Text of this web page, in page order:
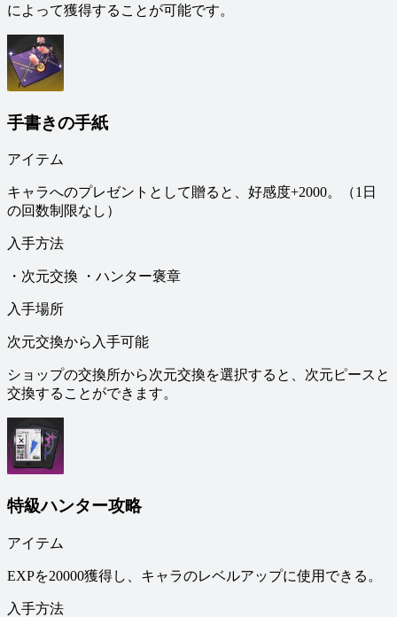
によって獲得することが可能です。
手書きの手紙
アイテム
キャラへのプレゼントとして贈ると、好感度+2000。（1日
の回数制限なし）
入手方法
・次元交換 ・ハンター褒章
入手場所
次元交換から入手可能
ショップの交換所から次元交換を選択すると、次元ピースと
交換することができます。
特級ハンター攻略
アイテム
EXPを20000獲得し、キャラのレベルアップに使用できる。
入手方法